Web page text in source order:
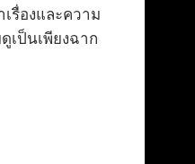
รื่องและความ
เป็นเพียงฉาก